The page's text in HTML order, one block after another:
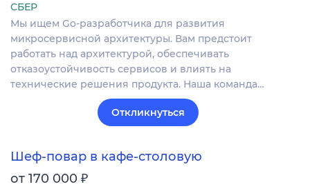
СБЕР
Мы ищем Go-разработчика для развития
микросервисной архитектуры. Вам предстоит
работать над архитектурой, обеспечивать
отказоустойчивость сервисов и влиять на
технические решения продукта. Наша команда…
Откликнуться
Шеф-повар в кафе-столовую
от 170 000 ₽